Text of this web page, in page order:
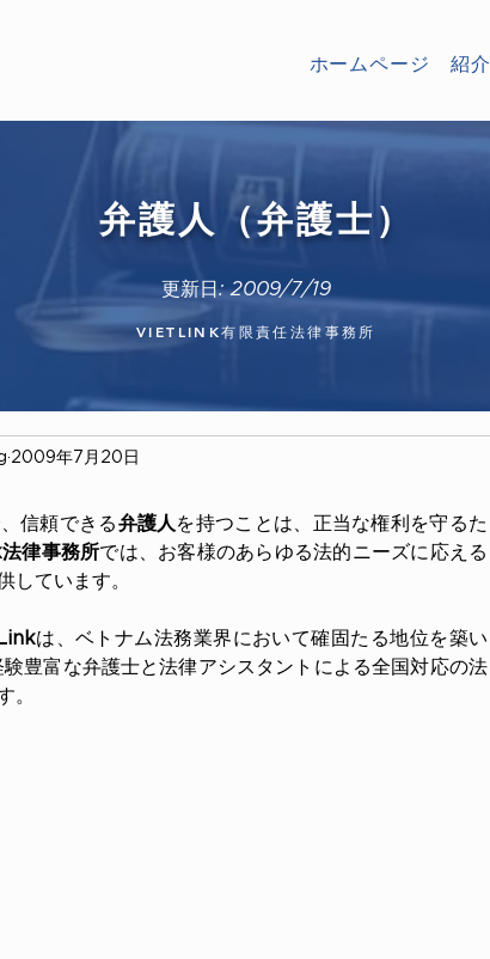
ホームページ 紹介
弁護人（弁護士）
更新日: 2009/7/19
VIETLINK有限責任法律事務所
2009年7月20日
信頼できる弁護人 を持つことは、正当な権利を守るた
律事務所では、お客様のあらゆる法的ニーズに応える
しています。
は、ベトナム法務業界において確固たる地位を築い
豊富な弁護士と法律アシスタントによる全国対応の法